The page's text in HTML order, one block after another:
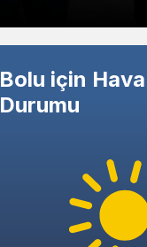
Bolu için Hava
Durumu